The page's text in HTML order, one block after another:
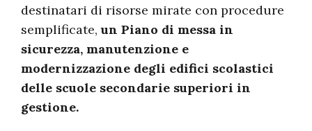
destinatari di risorse mirate con procedure
semplificate,un Piano di messa in
sicurezza, manutenzione e
modernizzazione degli edifici scolastici
delle scuole secondarie superiori in
gestione.